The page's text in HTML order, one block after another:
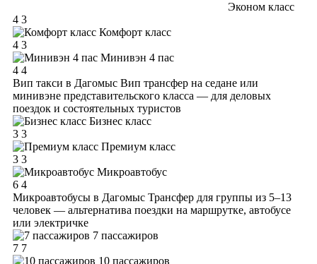
Эконом класс
4 3
Комфорт класс
4 3
Минивэн 4 пас
4 4
Вип такси в Дагомыс Вип трансфер на седане или
минивэне представительского класса — для деловых
поездок и состоятельных туристов
Бизнес класс
3 3
Премиум класс
3 3
Микроавтобус
6 4
Микроавтобусы в Дагомыс Трансфер для группы из 5–13
человек — альтернатива поездки на маршрутке, автобусе
или электричке
7 пассажиров
7 7
10 пассажиров